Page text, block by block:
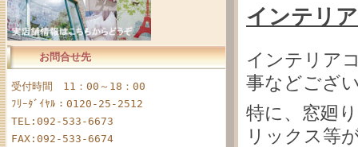
お問合せ先
受付時間 11：00～18：00
ﾌﾘｰﾀﾞｲﾔﾙ：0120-25-2512
TEL:092-533-6673
FAX:092-533-6674
インテリ
インテリア
事などござ
特に、窓廻
リックス等